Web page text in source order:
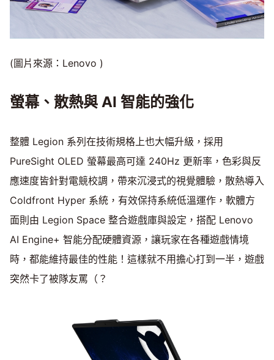
(圖片來源：Lenovo )
螢幕、散熱與 AI 智能的強化
整體 Legion 系列在技術規格上也大幅升級，採用
PureSight OLED 螢幕最高可達 240Hz 更新率，色彩與反
應速度皆針對電競校調，帶來沉浸式的視覺體驗，散熱導入
Coldfront Hyper 系統，有效保持系統低溫運作，軟體方
面則由 Legion Space 整合遊戲庫與設定，搭配 Lenovo
AI Engine+ 智能分配硬體資源，讓玩家在各種遊戲情境
時，都能維持最佳的性能！這樣就不用擔心打到一半，遊戲
突然卡了被隊友罵（？